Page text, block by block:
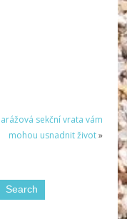
sekční vrata vám
mohou usnadnit život»